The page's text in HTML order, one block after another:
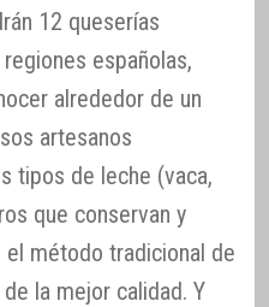
12 queserías
españolas,
alrededor de un
artesanos
tipos de leche (vaca,
que conservan y
el método tradicional de
la mejor calidad. Y